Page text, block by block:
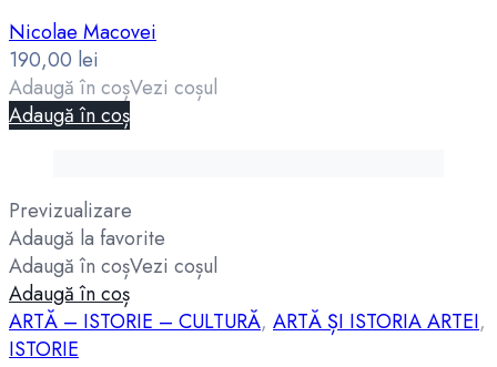
Nicolae Macovei
190,00 lei
Adaugă în coșVezi coșul
Adaugă în coș
Previzualizare
Adaugă la favorite
Adaugă în coșVezi coșul
Adaugă în coș
ARTĂ – ISTORIE – CULTURĂ, ARTĂ ȘI ISTORIA ARTEI,
ISTORIE